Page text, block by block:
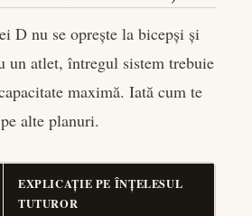
D nu se oprește la bicepși și
un atlet, întregul sistem trebuie
maximă. Iată cum te
alte planuri.
EXPLICAȚIE PE ÎNȚELESUL
TUTUROR